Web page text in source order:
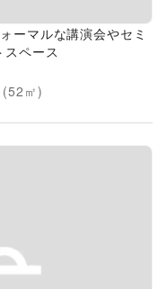
ーマルな講演会やセミ
ペース
(52 ㎡)